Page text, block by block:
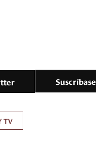
Suscríbase
TV